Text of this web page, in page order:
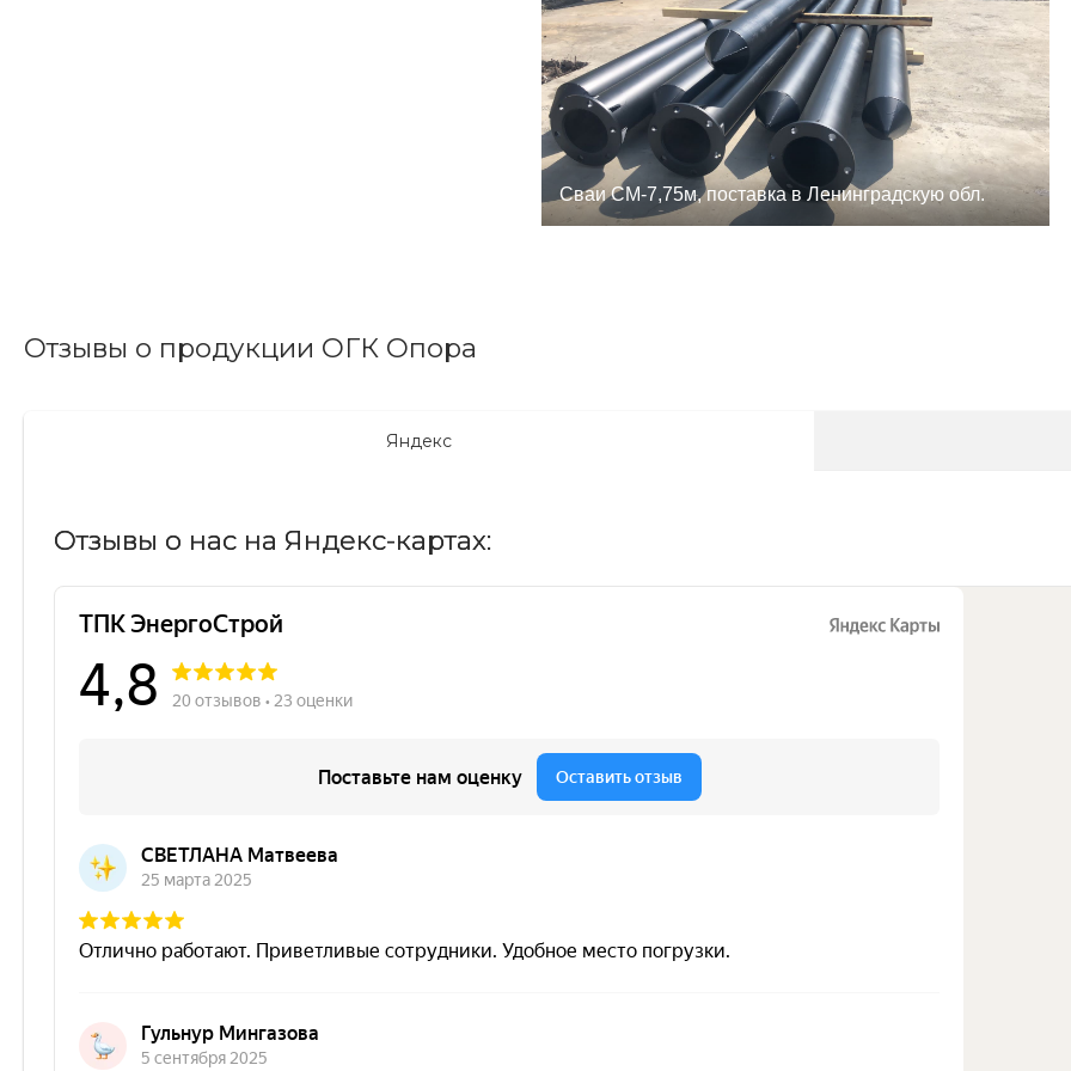
Сваи СМ-7,75м, поставка в Ленинградскую обл.
Отзывы о продукции ОГК Опора
Яндекс
Отзывы о нас на Яндекс-картах: